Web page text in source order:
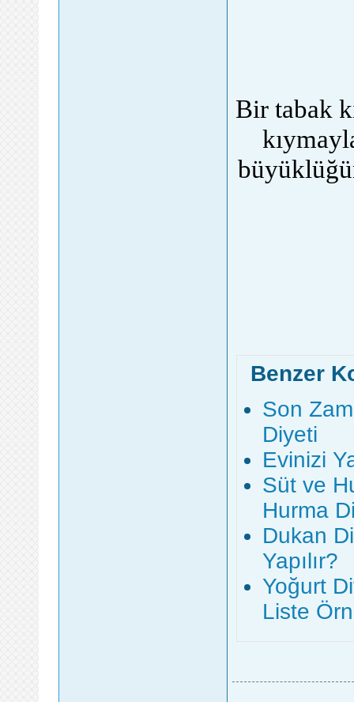
Bir tabak
Benzer
Son
Diyeti
Evinizi
Süt ve
Hurma
Dukan
Yapılır?
Yoğurt
Liste